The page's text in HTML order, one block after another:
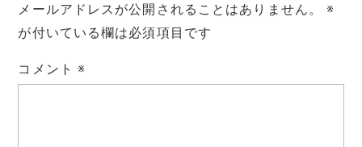
メールアドレスが公開されることはありません。
※
が付いている欄は必須項目です
コメント※